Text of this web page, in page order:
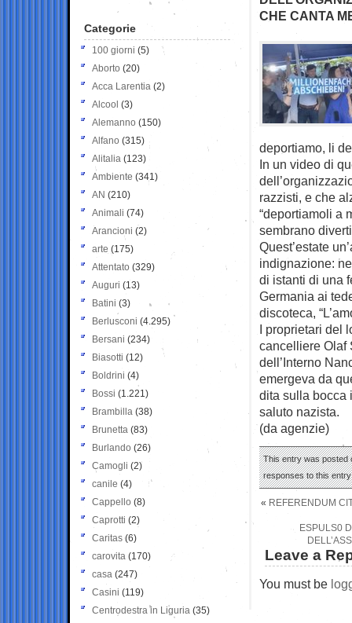
CHE CANTA
deportiamo, li
In un video di
razzisti, e che
“deportiamoli a
sembrano
Quest’estate
indignazione:
di istanti di una
Germania ai
discoteca,
I proprietari del
cancelliere Olaf
dell’Interno
emergeva da
dita sulla bocca
saluto nazista.
(da agenzie)
This entry was posted
responses to this
« REFERENDUM
ESPULS0
Leave a
You must be
Categorie
100 giorni (5)
Aborto (20)
Acca Larentia (2)
Alcool (3)
Alemanno (150)
Alfano (315)
Alitalia (123)
Ambiente (341)
AN (210)
Animali (74)
Arancioni (2)
arte (175)
Attentato (329)
Auguri (13)
Batini (3)
Berlusconi (4.295)
Bersani (234)
Biasotti (12)
Boldrini (4)
Bossi (1.221)
Brambilla (38)
Brunetta (83)
Burlando (26)
Camogli (2)
canile (4)
Cappello (8)
Caprotti (2)
Caritas (6)
carovita (170)
casa (247)
Casini (119)
Centrodestra in Liguria (35)